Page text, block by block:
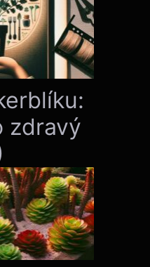
zdravý